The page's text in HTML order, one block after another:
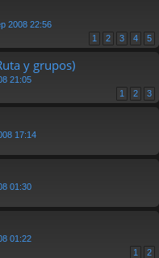
2008 22:56
1 2 3 4 5
y grupos)
21:05
1 2 3
17:14
01:30
01:22
1 2